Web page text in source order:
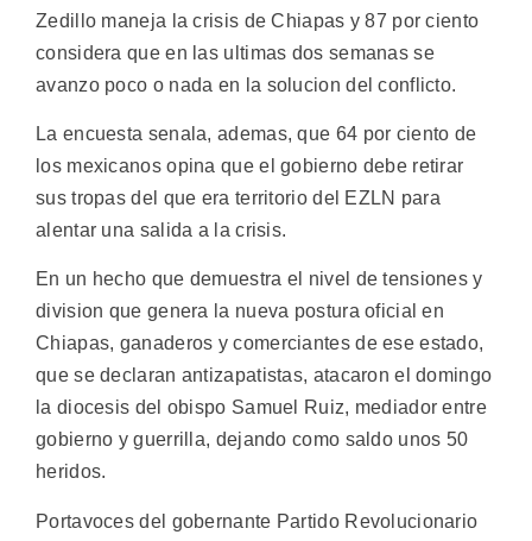
Zedillo maneja la crisis de Chiapas y 87 por ciento
considera que en las ultimas dos semanas se
avanzo poco o nada en la solucion del conflicto.
La encuesta senala, ademas, que 64 por ciento de
los mexicanos opina que el gobierno debe retirar
sus tropas del que era territorio del EZLN para
alentar una salida a la crisis.
En un hecho que demuestra el nivel de tensiones y
division que genera la nueva postura oficial en
Chiapas, ganaderos y comerciantes de ese estado,
que se declaran antizapatistas, atacaron el domingo
la diocesis del obispo Samuel Ruiz, mediador entre
gobierno y guerrilla, dejando como saldo unos 50
heridos.
Portavoces del gobernante Partido Revolucionario